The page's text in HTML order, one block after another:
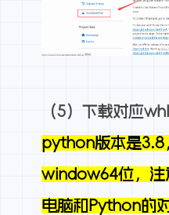
（5）下载对应
python版本是3.8
window64位，注
电脑和Python的